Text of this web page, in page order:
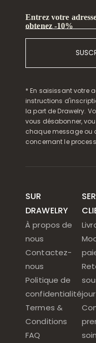
Entrez votre
obtenez -10%
* En saisissant votre
instructions
la part de Drawelry.
vous désabonner,
chaque message ou
concernant le
SUR
DRAWELRY
À propos de
nous
Contactez-
nous
Politique de
confidentialité
Termes &
Conditions
FAQ
soin